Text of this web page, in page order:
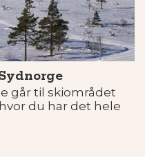
går til skiområdet
du har det hele